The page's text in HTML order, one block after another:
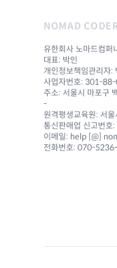
NOMAD
유한회사 노마드컴퍼
대표: 박인
개인정보책임관리자:
사업자번호: 301-
주소: 서울시 마포구
-
원격평생교육원: 서
통신판매업 신고번
이메일: help [@]
전화번호: 070-